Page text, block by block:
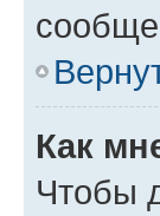
Как
Чтобы